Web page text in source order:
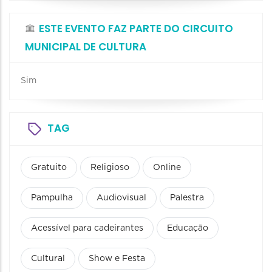
ESTE EVENTO FAZ PARTE DO CIRCUITO
MUNICIPAL DE CULTURA
Sim
TAG
Gratuito Religioso Online
Pampulha Audiovisual Palestra
Acessível para cadeirantes Educação
Cultural Show e Festa